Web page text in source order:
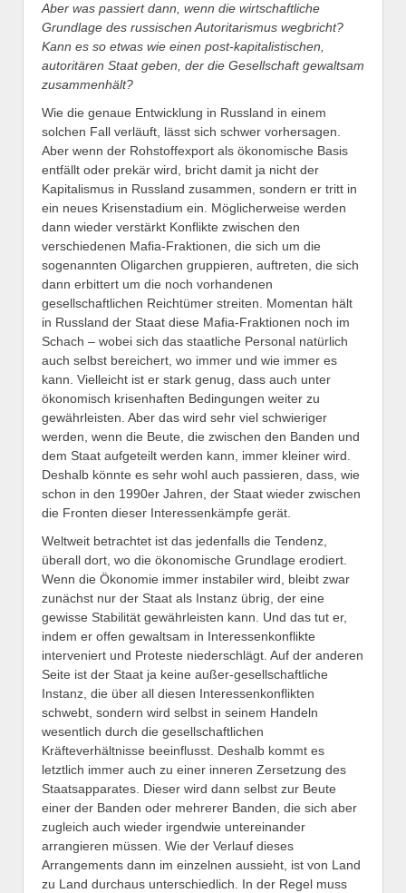
Aber was passiert dann, wenn die wirtschaftliche
Grundlage des russischen Autoritarismus wegbricht?
Kann es so etwas wie einen post-kapitalistischen,
autoritären Staatgeben, der die Gesellschaft gewaltsam
zusammenhält?
Wie die genaue Entwicklung in Russland in einem
solchen Fall verläuft, lässt sich schwer vorhersagen.
Aber wenn der Rohstoffexport als ökonomische Basis
entfällt oder prekär wird, bricht damit ja nicht der
Kapitalismus in Russland zusammen, sondern er tritt in
ein neues Krisenstadium ein. Möglicherweise werden
dann wieder verstärkt Konflikte zwischen den
verschiedenen Mafia-Fraktionen, die sich um die
sogenannten Oligarchen gruppieren, auftreten, die sich
dann erbittert um die noch vorhandenen
gesellschaftlichen Reichtümer streiten. Momentan hält
in Russland der Staat diese Mafia-Fraktionen noch im
Schach – wobei sich das staatliche Personal natürlich
auch selbst bereichert, wo immer und wie immer es
kann. Vielleicht ist er stark genug, dass auch unter
ökonomisch krisenhaften Bedingungen weiter zu
gewährleisten. Aber das wird sehr viel schwieriger
werden, wenn die Beute, die zwischen den Banden und
dem Staat aufgeteilt werden kann, immer kleiner wird.
Deshalb könnte es sehr wohl auch passieren, dass, wie
schon in den 1990er Jahren, der Staat wieder zwischen
die Fronten dieser Interessenkämpfe gerät.
Weltweit betrachtet ist das jedenfalls die Tendenz,
überall dort, wo die ökonomische Grundlage erodiert.
Wenn die Ökonomie immer instabiler wird, bleibt zwar
zunächst nur der Staat als Instanz übrig, der eine
gewisse Stabilität gewährleisten kann. Und das tut er,
indem er offen gewaltsam in Interessenkonflikte
interveniert und Proteste niederschlägt. Auf der anderen
Seite ist der Staat ja keine außer-gesellschaftliche
Instanz, die über all diesen Interessenkonflikten
schwebt, sondern wird selbst in seinem Handeln
wesentlich durch die gesellschaftlichen
Kräfteverhältnisse beeinflusst. Deshalb kommt es
letztlich immer auch zu einer inneren Zersetzung des
Staatsapparates. Dieser wird dann selbst zur Beute
einer der Banden oder mehrerer Banden, die sich aber
zugleich auch wieder irgendwie untereinander
arrangieren müssen. Wie der Verlauf dieses
Arrangements dann im einzelnen aussieht, ist von Land
zu Land durchaus unterschiedlich. In der Regel muss